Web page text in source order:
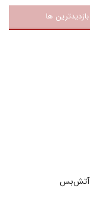
ها
آتش‌بس